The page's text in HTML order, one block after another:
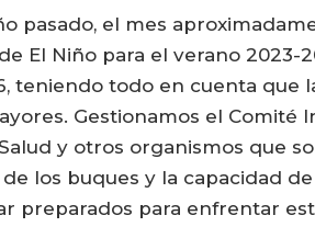
pasado, el mes
El Niño para el verano 2023-
teniendo todo en cuenta que
Gestionamos el Comité
y otros organismos que
los buques y la capacidad
preparados para enfrentar